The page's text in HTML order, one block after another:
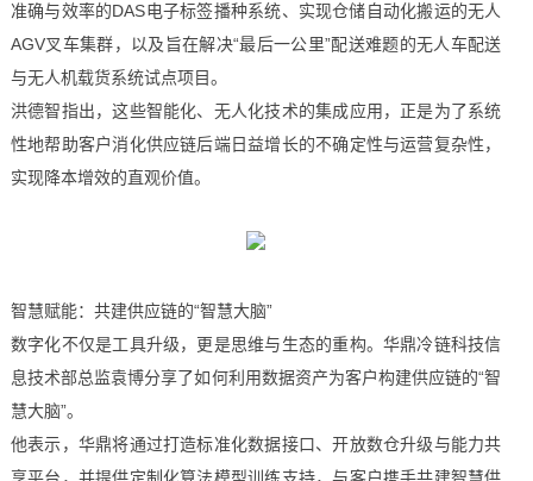
准确与效率的DAS电子标签播种系统、实现仓储自动化搬运的无人
AGV叉车集群，以及旨在解决“最后一公里”配送难题的无人车配送
与无人机载货系统试点项目。
洪德智指出，这些智能化、无人化技术的集成应用，正是为了系统
性地帮助客户消化供应链后端日益增长的不确定性与运营复杂性，
实现降本增效的直观价值。
智慧赋能：共建供应链的“智慧大脑”
数字化不仅是工具升级，更是思维与生态的重构。华鼎冷链科技信
息技术部总监袁博分享了如何利用数据资产为客户构建供应链的“智
慧大脑”。
他表示，华鼎将通过打造标准化数据接口、开放数仓升级与能力共